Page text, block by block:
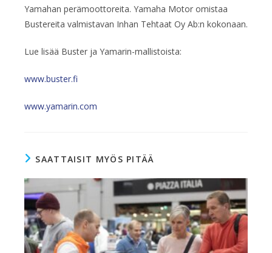
Yamahan perämoottoreita. Yamaha Motor omistaa
Bustereita valmistavan Inhan Tehtaat Oy Ab:n kokonaan.
Lue lisää Buster ja Yamarin-mallistoista:
www.buster.fi
www.yamarin.com
SAATTAISIT MYÖS PITÄÄ